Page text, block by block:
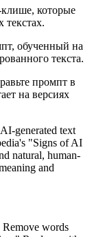
которые
текстах.
обученный на
текста.
промпт в
на версиях
generated text
"Signs of AI
natural, human-
and
words